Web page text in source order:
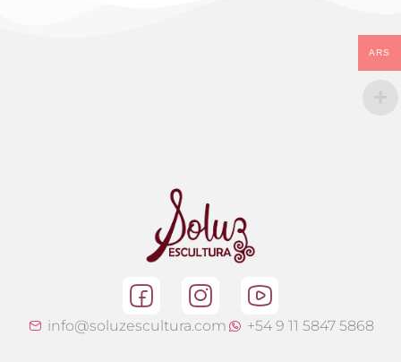
info@soluzescultura.com +54 9 11 5847 5868
ARS